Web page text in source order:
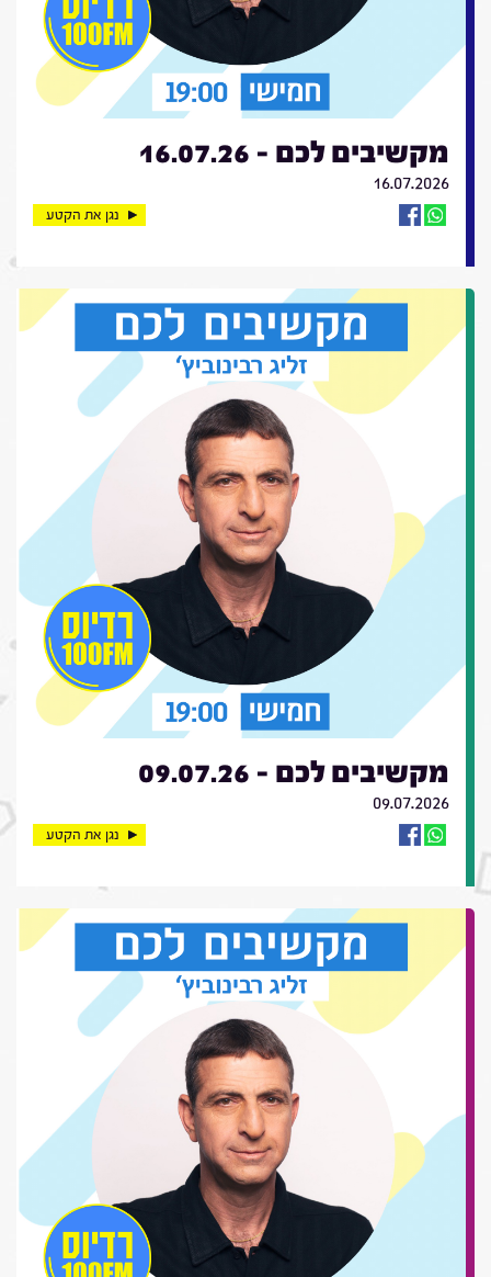
מקשיבים לכם - 16.07.26
16.07.2026
נגן את הקטע
מקשיבים לכם - 09.07.26
09.07.2026
נגן את הקטע